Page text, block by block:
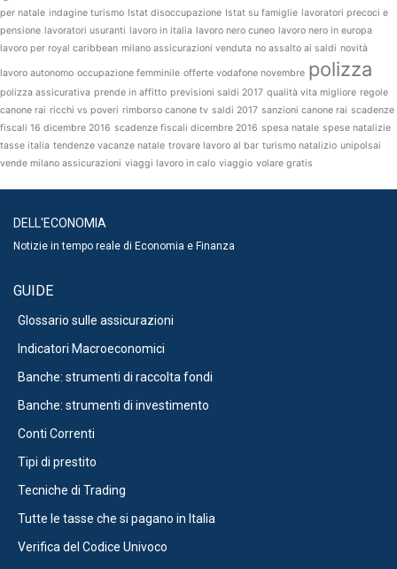
per natale indagine turismo Istat disoccupazione Istat su famiglie lavoratori precoci e
pensione lavoratori usuranti lavoro in italia lavoro nero cuneo lavoro nero in europa
lavoro per royal caribbean milano assicurazioni venduta no assalto ai saldi novità
lavoro autonomo occupazione femminile offerte vodafone novembre polizza
polizza assicurativa prende in affitto previsioni saldi 2017 qualità vita migliore regole
canone rai ricchi vs poveri rimborso canone tv saldi 2017 sanzioni canone rai scadenze
fiscali 16 dicembre 2016 scadenze fiscali dicembre 2016 spesa natale spese natalizie
tasse italia tendenze vacanze natale trovare lavoro al bar turismo natalizio unipolsai
vende milano assicurazioni viaggi lavoro in calo viaggio volare gratis
DELL'ECONOMIA
Notizie in tempo reale di Economia e Finanza
GUIDE
Glossario sulle assicurazioni
Indicatori Macroeconomici
Banche: strumenti di raccolta fondi
Banche: strumenti di investimento
Conti Correnti
Tipi di prestito
Tecniche di Trading
Tutte le tasse che si pagano in Italia
Verifica del Codice Univoco